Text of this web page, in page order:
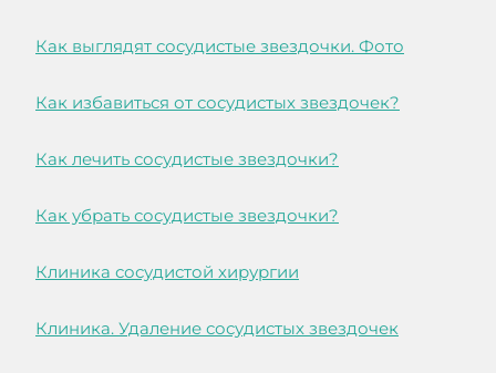
Как выглядят сосудистые звездочки. Фото
Как избавиться от сосудистых звездочек?
Как лечить сосудистые звездочки?
Как убрать сосудистые звездочки?
Клиника сосудистой хирургии
Клиника. Удаление сосудистых звездочек